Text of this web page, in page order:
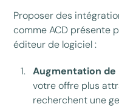
Proposer des
comme ACD présente
éditeur de logiciel :
Augmentation
votre offre plus
recherchent une